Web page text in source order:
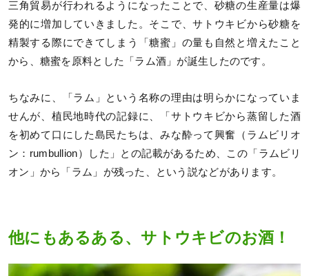
三角貿易が行われるようになったことで、砂糖の生産量は爆
発的に増加していきました。そこで、サトウキビから砂糖を
精製する際にできてしまう「糖蜜」の量も自然と増えたこと
から、糖蜜を原料とした「ラム酒」が誕生したのです。
ちなみに、「ラム」という名称の理由は明らかになっていま
せんが、植民地時代の記録に、「サトウキビから蒸留した酒
を初めて口にした島民たちは、みな酔って興奮（ラムビリオ
ン：rumbullion）した」との記載があるため、この「ラムビリ
オン」から「ラム」が残った、という説などがあります。
他にもあるある、サトウキビのお酒！